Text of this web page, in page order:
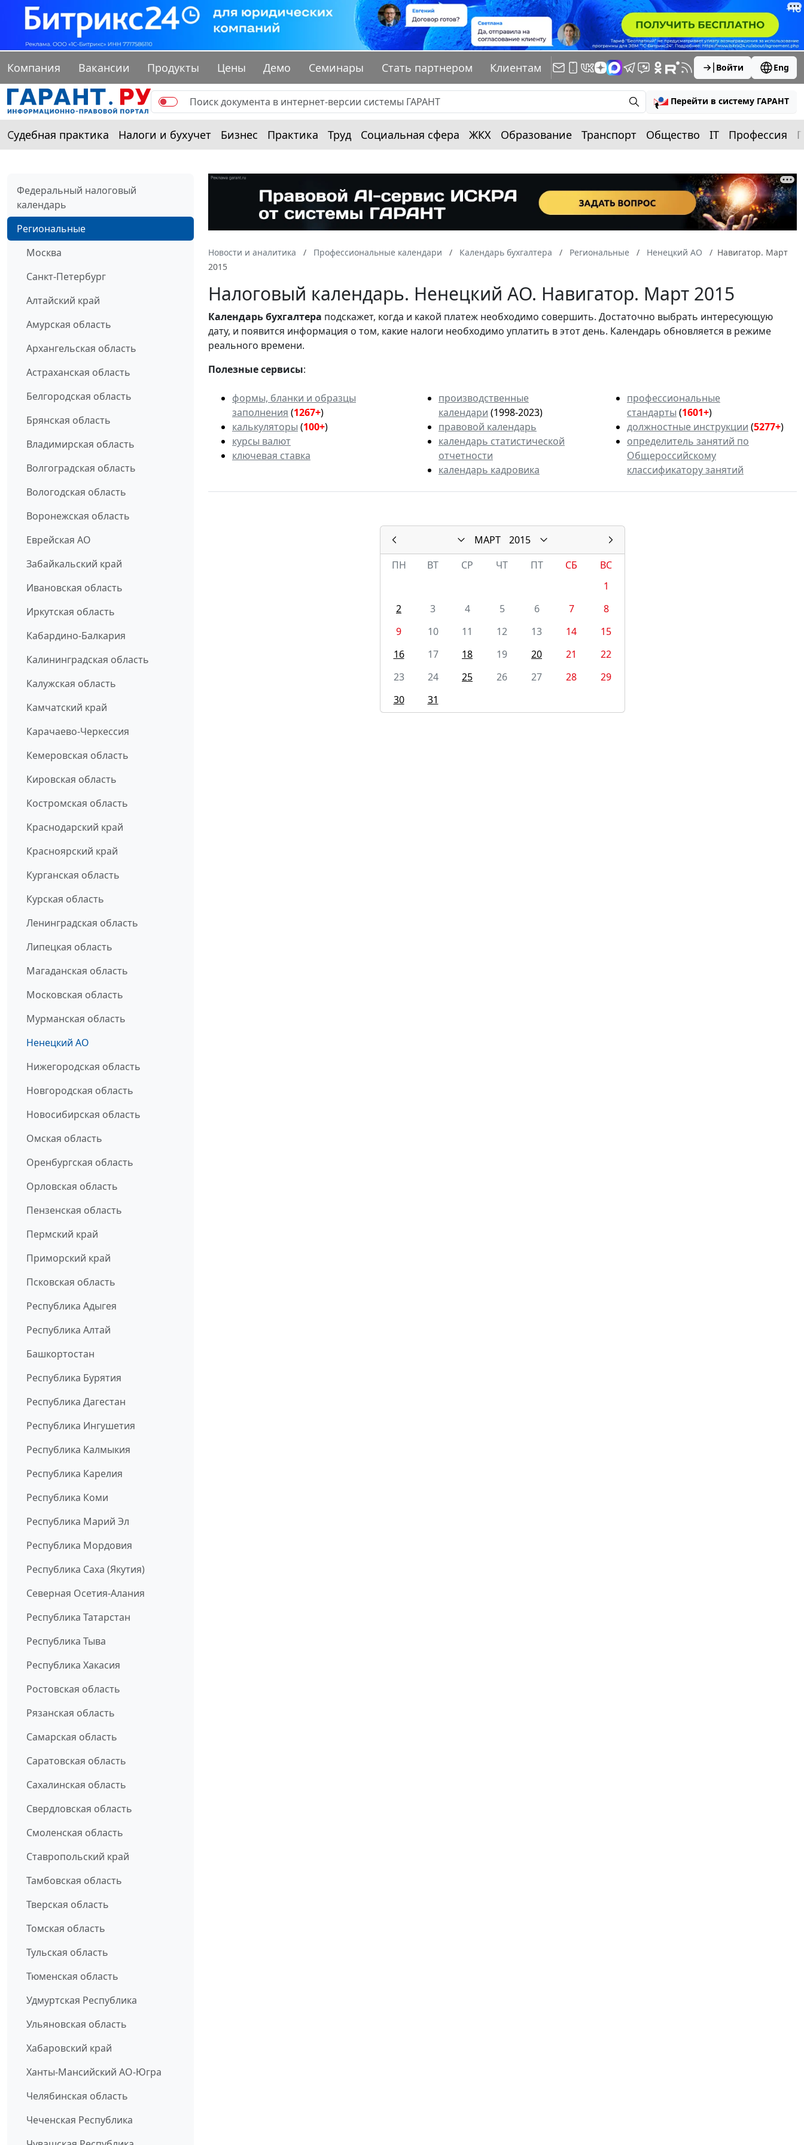
Компания Вакансии Продукты Цены Демо Семинары Стать партнером Клиентам Войти Eng
Перейти в систему ГАРАНТ
Судебная практика Налоги и бухучет Бизнес Практика Труд Социальная сфера ЖКХ Образование Транспорт Общество IT Профессия
Федеральный налоговый
календарь
Региональные
Москва
Санкт-Петербург
Алтайский край
Амурская область
Архангельская область
Астраханская область
Белгородская область
Брянская область
Владимирская область
Волгоградская область
Вологодская область
Воронежская область
Еврейская АО
Забайкальский край
Ивановская область
Иркутская область
Кабардино-Балкария
Калининградская область
Калужская область
Камчатский край
Карачаево-Черкессия
Кемеровская область
Кировская область
Костромская область
Краснодарский край
Красноярский край
Курганская область
Курская область
Ленинградская область
Липецкая область
Магаданская область
Московская область
Мурманская область
Ненецкий АО
Нижегородская область
Новгородская область
Новосибирская область
Омская область
Оренбургская область
Орловская область
Пензенская область
Пермский край
Приморский край
Псковская область
Республика Адыгея
Республика Алтай
Башкортостан
Республика Бурятия
Республика Дагестан
Республика Ингушетия
Республика Калмыкия
Республика Карелия
Республика Коми
Республика Марий Эл
Республика Мордовия
Республика Саха (Якутия)
Северная Осетия-Алания
Республика Татарстан
Республика Тыва
Республика Хакасия
Ростовская область
Рязанская область
Самарская область
Саратовская область
Сахалинская область
Свердловская область
Смоленская область
Ставропольский край
Тамбовская область
Тверская область
Томская область
Тульская область
Тюменская область
Удмуртская Республика
Ульяновская область
Хабаровский край
Ханты-Мансийский АО-Югра
Челябинская область
Чеченская Республика
Новости и аналитика Профессиональные календари Календарь бухгалтера Региональные Ненецкий АО
Навигатор. Март
2015
Налоговый календарь. Ненецкий АО. Навигатор. Март 2015
Календарьбухгалтера подскажет, когда и какой платеж необходимо совершить. Достаточно выбрать интересующую
дату, и появится информация о том, какие налоги необходимо уплатить в этот день. Календарь обновляется в режиме
реального времени.
Полезные сервисы:
формы, бланки и образцы
заполнения (1267+)
калькуляторы (100+)
курсы валют
ключевая ставка
производственные
календари (1998-2023)
правовой календарь
календарь статистической
отчетности
календарь кадровика
профессиональные
стандарты (1601+)
должностные инструкции (5277+)
определитель занятий по
Общероссийскому
классификатору занятий
МАРТ
2015
ПН
ВТ СР ЧТ ПТ СБ
ВС
1
2
3 4 5 6 7
8
9
10 11 12 13 14
15
16
17 18 19 20 21
22
23
24 25 26 27 28
29
30
31